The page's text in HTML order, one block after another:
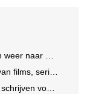
de bioscoop
vaak versnipperd
de Mercurs 2026